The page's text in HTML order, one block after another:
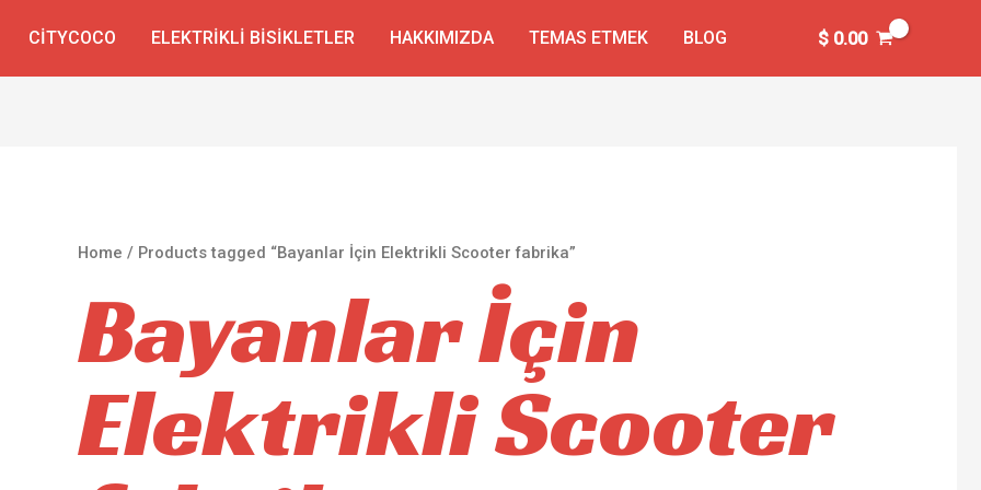
CITYCOCO ELEKTRIKLI BISIKLETLER HAKKIMIZDA TEMAS ETMEK BLOG $0.00
Home / Products tagged “Bayanlar İçin Elektrikli Scooter fabrika”
Bayanlar İçin
Elektrikli Scooter